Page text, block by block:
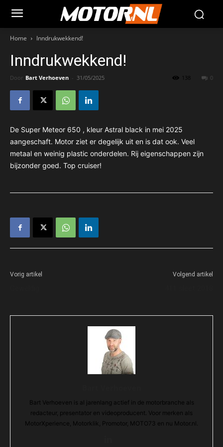
Home Inndrukwekkend!
Inndrukwekkend!
Door Bart Verhoeven - 31/05/2025 0
138
De Super Meteor 650 , kleur Astral black in mei 2025
aangeschaft. Motor ziet er degelijk uit en is dat ook. Veel
metaal en weinig plastic onderdelen. Rij eigenschappen zijn
bijzonder goed. Top cruiser!
Vorig artikel Volgend artikel
Bart Verhoeven is al jarenlang actief in de motorbranche als
redacteur, presentator en videoproducent. Voor merken als
MotorXperience, Motorklik, Promotor, MOTO73 en nu Motor.nl.